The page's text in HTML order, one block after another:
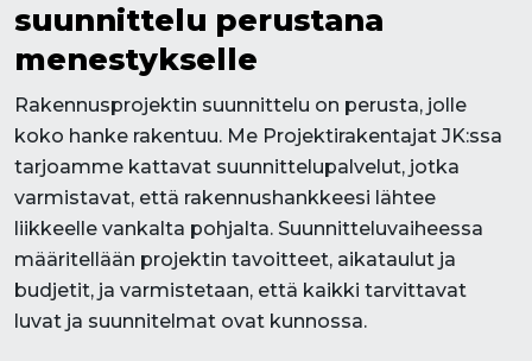
suunnittelu perustana
menestykselle
Rakennusprojektin suunnittelu on perusta, jolle
koko hanke rakentuu. Me Projektirakentajat JK:ssa
tarjoamme kattavat suunnittelupalvelut, jotka
varmistavat, että rakennushankkeesi lähtee
liikkeelle vankalta pohjalta. Suunnitteluvaiheessa
määritellään projektin tavoitteet, aikataulut ja
budjetit, ja varmistetaan, että kaikki tarvittavat
luvat ja suunnitelmat ovat kunnossa.